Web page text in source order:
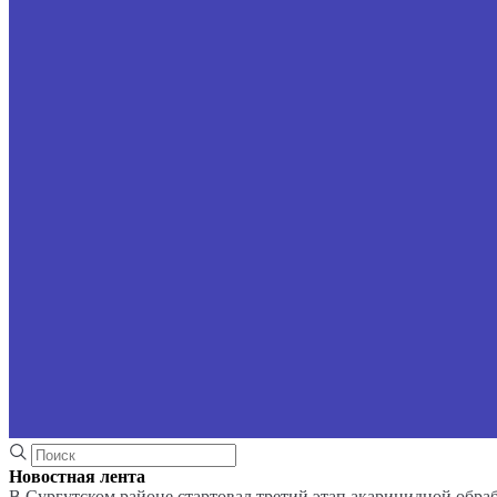
Новостная лента